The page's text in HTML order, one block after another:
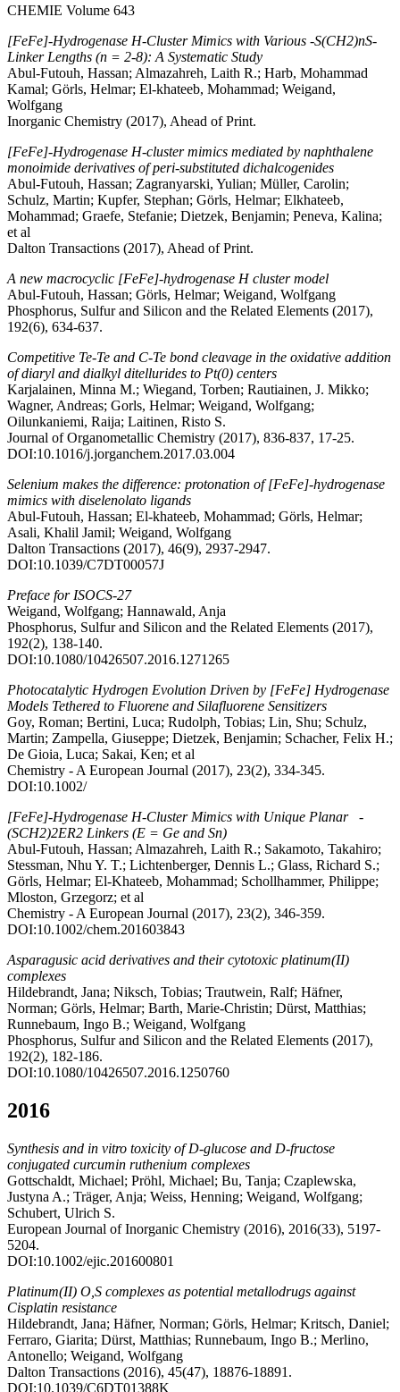
CHEMIE Volume 643
[FeFe]-Hydrogenase H-Cluster Mimics with Various -S(CH2)nS-
Linker Lengths (n = 2-8): A Systematic Study
Abul-Futouh, Hassan; Almazahreh, Laith R.; Harb, Mohammad
Kamal; Görls, Helmar; El-khateeb, Mohammad; Weigand,
Wolfgang
Inorganic Chemistry (2017), Ahead of Print.
[FeFe]-Hydrogenase H-cluster mimics mediated by naphthalene
monoimide derivatives of peri-substituted dichalcogenides
Abul-Futouh, Hassan; Zagranyarski, Yulian; Müller, Carolin;
Schulz, Martin; Kupfer, Stephan; Görls, Helmar; Elkhateeb,
Mohammad; Graefe, Stefanie; Dietzek, Benjamin; Peneva, Kalina;
et al
Dalton Transactions (2017), Ahead of Print.
A new macrocyclic [FeFe]-hydrogenase H cluster model
Abul-Futouh, Hassan; Görls, Helmar; Weigand, Wolfgang
Phosphorus, Sulfur and Silicon and the Related Elements (2017),
192(6), 634-637.
Competitive Te-Te and C-Te bond cleavage in the oxidative addition
of diaryl and dialkyl ditellurides to Pt(0) centers
Karjalainen, Minna M.; Wiegand, Torben; Rautiainen, J. Mikko;
Wagner, Andreas; Gorls, Helmar; Weigand, Wolfgang;
Oilunkaniemi, Raija; Laitinen, Risto S.
Journal of Organometallic Chemistry (2017), 836-837, 17-25.
DOI:10.1016/j.jorganchem.2017.03.004
Selenium makes the difference: protonation of [FeFe]-hydrogenase
mimics with diselenolato ligands
Abul-Futouh, Hassan; El-khateeb, Mohammad; Görls, Helmar;
Asali, Khalil Jamil; Weigand, Wolfgang
Dalton Transactions (2017), 46(9), 2937-2947.
DOI:10.1039/C7DT00057J
Preface for ISOCS-27
Weigand, Wolfgang; Hannawald, Anja
Phosphorus, Sulfur and Silicon and the Related Elements (2017),
192(2), 138-140.
DOI:10.1080/10426507.2016.1271265
Photocatalytic Hydrogen Evolution Driven by [FeFe] Hydrogenase
Models Tethered to Fluorene and Silafluorene Sensitizers
Goy, Roman; Bertini, Luca; Rudolph, Tobias; Lin, Shu; Schulz,
Martin; Zampella, Giuseppe; Dietzek, Benjamin; Schacher, Felix H.;
De Gioia, Luca; Sakai, Ken; et al
Chemistry - A European Journal (2017), 23(2), 334-345.
DOI:10.1002/
[FeFe]-Hydrogenase H-Cluster Mimics with Unique Planar -
(SCH2)2ER2 Linkers (E = Ge and Sn)
Abul-Futouh, Hassan; Almazahreh, Laith R.; Sakamoto, Takahiro;
Stessman, Nhu Y. T.; Lichtenberger, Dennis L.; Glass, Richard S.;
Görls, Helmar; El-Khateeb, Mohammad; Schollhammer, Philippe;
Mloston, Grzegorz; et al
Chemistry - A European Journal (2017), 23(2), 346-359.
DOI:10.1002/chem.201603843
Asparagusic acid derivatives and their cytotoxic platinum(II)
complexes
Hildebrandt, Jana; Niksch, Tobias; Trautwein, Ralf; Häfner,
Norman; Görls, Helmar; Barth, Marie-Christin; Dürst, Matthias;
Runnebaum, Ingo B.; Weigand, Wolfgang
Phosphorus, Sulfur and Silicon and the Related Elements (2017),
192(2), 182-186.
DOI:10.1080/10426507.2016.1250760
2016
Synthesis and in vitro toxicity of D-glucose and D-fructose
conjugated curcumin ruthenium complexes
Gottschaldt, Michael; Pröhl, Michael; Bu, Tanja; Czaplewska,
Justyna A.; Träger, Anja; Weiss, Henning; Weigand, Wolfgang;
Schubert, Ulrich S.
European Journal of Inorganic Chemistry (2016), 2016(33), 5197-
5204.
DOI:10.1002/ejic.201600801
Platinum(II) O,S complexes as potential metallodrugs against
Cisplatin resistance
Hildebrandt, Jana; Häfner, Norman; Görls, Helmar; Kritsch, Daniel;
Ferraro, Giarita; Dürst, Matthias; Runnebaum, Ingo B.; Merlino,
Antonello; Weigand, Wolfgang
Dalton Transactions (2016), 45(47), 18876-18891.
DOI:10.1039/C6DT01388K